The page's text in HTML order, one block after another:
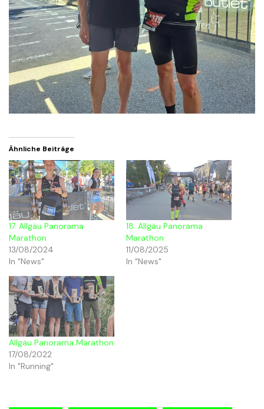
Ähnliche Beiträge
17. Allgäu Panorama
Marathon
13/08/2024
In "News"
18. Allgäu Panorama
Marathon
11/08/2025
In "News"
Allgäu Panorama Marathon
17/08/2022
In "Running"